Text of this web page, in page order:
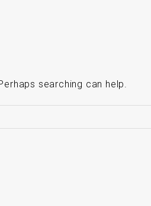
searching can help.